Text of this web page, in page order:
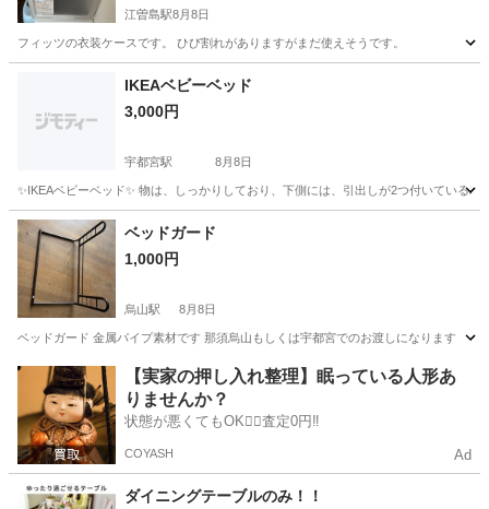
江曽島駅8月8日
フィッツの衣装ケースです。 ひび割れがありますがまだ使えそうです。
江曽島駅 家具
IKEAベビーベッド
3,000円
宇都宮駅 8月8日
✨IKEAベビーベッド✨ 物は、しっかりしており、下側には、引出しが2つ付いている
栃木 宇都宮市 宇都宮駅
ベッドガード
1,000円
烏山駅 8月8日
ベッドガード 金属パイプ素材です 那須烏山もしくは宇都宮でのお渡しになります
栃木 那須烏山市 烏山駅 ベッド
【実家の押し入れ整理】眠っている人形あ
りませんか？
状態が悪くてもOK🙆‍♀️査定0円‼️
COYASH Ad
ダイニングテーブルのみ！！